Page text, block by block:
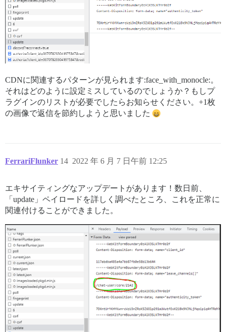
CDNに関連するパターンが見られます:face_with_monocle:。
それはどのように設定ミスしているのでしょうか？もしプ
ラグインのリストが必要でしたらお知らせください。+1枚
の画像で返信を節約しようと思いました
FerrariFlunker 2022 年 6 月 7 日午前 12:25
14
エキサイティングなアップデートがあります！数日前、
「update」ペイロードを詳しく調べたところ、これを正常に
関連付けることができました。